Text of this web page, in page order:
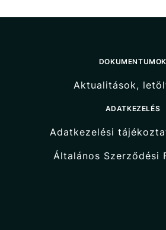
DOKUMENTUMOK
Aktualitások,
ADATKEZELÉS
Adatkezelési
Általános Szerződési